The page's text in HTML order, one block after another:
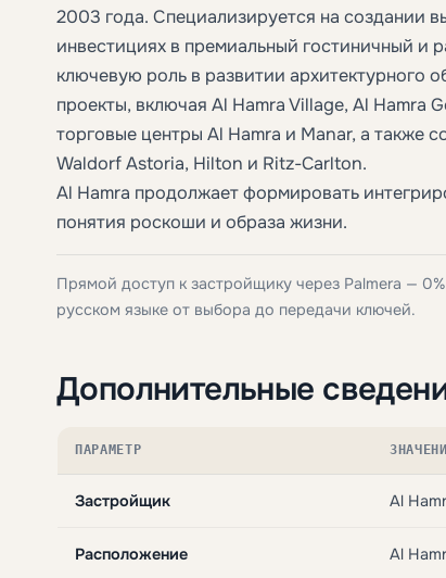
2003 года. Специализируется на создании
инвестициях в премиальный гостиничный и
ключевую роль в развитии архитектурного
проекты, включая Al Hamra Village, Al Hamra
торговые центры Al Hamra и Manar, а также
Waldorf Astoria, Hilton и Ritz-Carlton.
Al Hamra продолжает формировать
понятия роскоши и образа жизни.
Прямой доступ к застройщику через Palmera —
русском языке от выбора до передачи ключей.
Дополнительные
ПАРАМЕТР
Застройщик Al
Расположение Al